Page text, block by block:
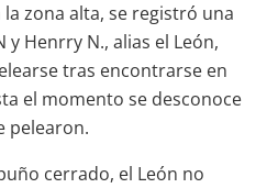
zona alta, se registró una
y Henrry N., alias el León,
tras encontrarse en
el momento se desconoce
pelearon.
cerrado, el León no